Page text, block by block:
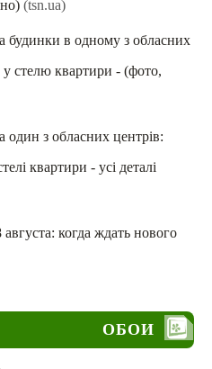
(tsn.ua)
будинки в одному з обласних
у стелю квартири - (фото,
один з обласних центрів:
квартири - усі деталі
когда ждать нового
ОБОИ